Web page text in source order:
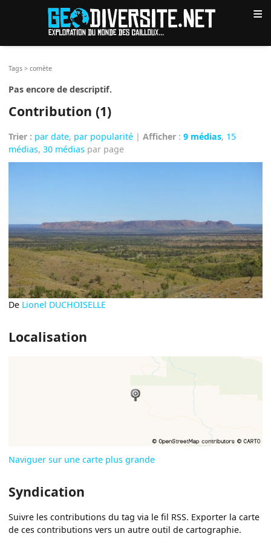
≡
Tags >comète
Pas encore de descriptif.
Contribution (1)
Trier : par date, par popularité |Afficher :9 médias, 15
médias,30 médias par page
De Lionel DUCHOISELLE
Localisation
Naviguer sur une carte plus grande
Syndication
Suivre les contributions du tag via le fil RSS. Exporter la carte
de ces contributions vers un autre outil de cartographie.